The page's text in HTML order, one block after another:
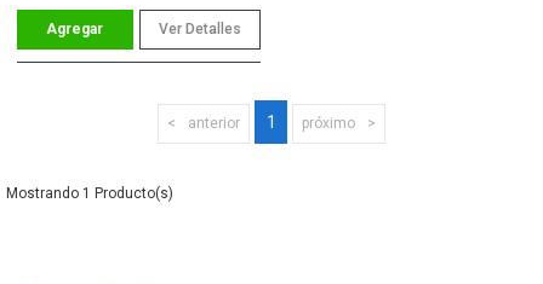
Ver Detalles
anterior 1 próximo
1